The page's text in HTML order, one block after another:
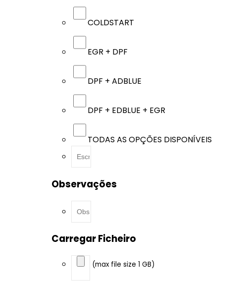
COLDSTART
EGR + DPF
DPF + ADBLUE
DPF + EDBLUE + EGR
TODAS AS OPÇÕES DISPONÍVEIS
Observações
Carregar Ficheiro
(max file size 1 GB)